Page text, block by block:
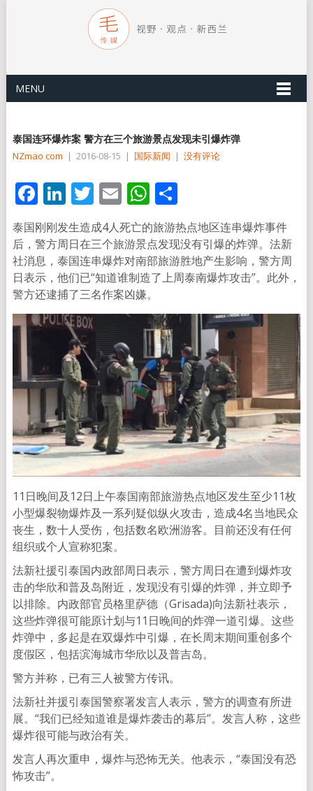
MENU
泰国连环爆炸案 警方在三个旅游景点发现未引爆炸弹
NZmao com | 2016-08-15 | 国际新闻 | 没有评论
Facebook
LinkedIn
Twitter
EmailWhatsApp
分
享
泰国刚刚发生造成4人死亡的旅游热点地区连串爆炸事件
后，警方周日在三个旅游景点发现没有引爆的炸弹。法新
社消息，泰国连串爆炸对南部旅游胜地产生影响，警方周
日表示，他们已“知道谁制造了上周泰南爆炸攻击”。此外，
警方还逮捕了三名作案凶嫌。
11日晚间及12日上午泰国南部旅游热点地区发生至少11枚
小型爆裂物爆炸及一系列疑似纵火攻击，造成4名当地民众
丧生，数十人受伤，包括数名欧洲游客。目前还没有任何
组织或个人宣称犯案。
法新社援引泰国内政部周日表示，警方周日在遭到爆炸攻
击的华欣和普及岛附近，发现没有引爆的炸弹，并立即予
以排除。内政部官员格里萨德（Grisada)向法新社表示，
这些炸弹很可能原计划与11日晚间的炸弹一道引爆。这些
炸弹中，多起是在双爆炸中引爆，在长周末期间重创多个
度假区，包括滨海城市华欣以及普吉岛。
警方并称，已有三人被警方传讯。
法新社并援引泰国警察署发言人表示，警方的调查有所进
展。“我们已经知道谁是爆炸袭击的幕后”。发言人称，这些
爆炸很可能与政治有关。
发言人再次重申，爆炸与恐怖无关。他表示，“泰国没有恐
怖攻击”。